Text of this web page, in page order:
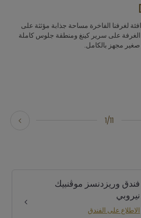
1/11
لغرفنا الفاخرة مساحة جذابة مؤثثة على
على سرير كينغ ومنطقة جلوس كاملة
مجهز بالكامل.
فندق وريزدنسز موڤنبيك
نيروبي
الاطلاع على الفندق